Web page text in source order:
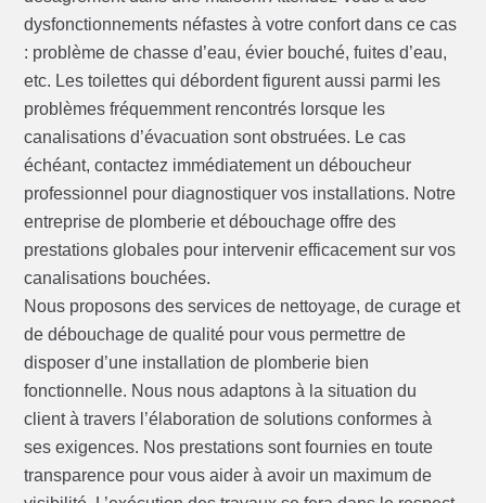
dysfonctionnements néfastes à votre confort dans ce cas
: problème de chasse d’eau, évier bouché, fuites d’eau,
etc. Les toilettes qui débordent figurent aussi parmi les
problèmes fréquemment rencontrés lorsque les
canalisations d’évacuation sont obstruées. Le cas
échéant, contactez immédiatement un déboucheur
professionnel pour diagnostiquer vos installations. Notre
entreprise de plomberie et débouchage offre des
prestations globales pour intervenir efficacement sur vos
canalisations bouchées.
Nous proposons des services de nettoyage, de curage et
de débouchage de qualité pour vous permettre de
disposer d’une installation de plomberie bien
fonctionnelle. Nous nous adaptons à la situation du
client à travers l’élaboration de solutions conformes à
ses exigences. Nos prestations sont fournies en toute
transparence pour vous aider à avoir un maximum de